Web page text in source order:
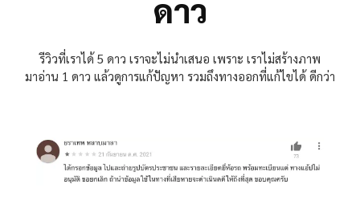
ดาว
รีวิวที่เราได้ 5 ดาว เราจะไม่นำเสนอ เพราะ เราไม่สร้างภาพ
มาอ่าน 1 ดาว แล้วดูการแก้ปัญหา รวมถึงทางออกที่แก้ไขได้ ดีกว่า